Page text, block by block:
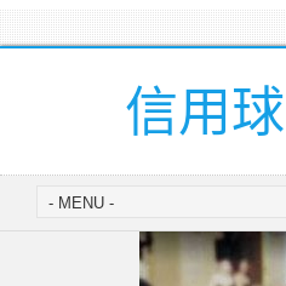
信用